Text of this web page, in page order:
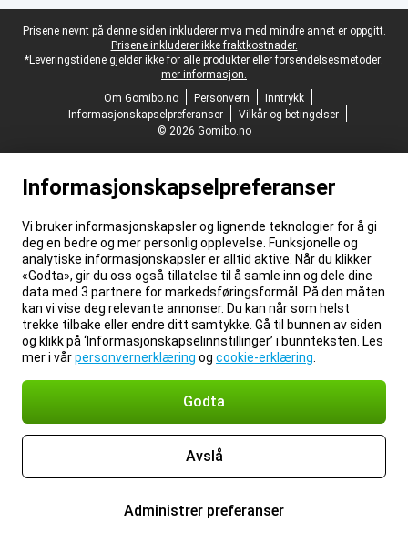
Juridisk bunntekst
Prisene nevnt på denne siden inkluderer mva med mindre annet er oppgitt.
Prisene inkluderer ikke fraktkostnader.
*Leveringstidene gjelder ikke for alle produkter eller forsendelsesmetoder:
mer informasjon.
Om Gomibo.no
Personvern
Inntrykk
Informasjonskapselpreferanser
Vilkår og betingelser
© 2026 Gomibo.no
Informasjonskapselpreferanser
Vi bruker informasjonskapsler og lignende teknologier for å gi
deg en bedre og mer personlig opplevelse. Funksjonelle og
analytiske informasjonskapsler er alltid aktive. Når du klikker
«Godta», gir du oss også tillatelse til å samle inn og dele dine
data med 3 partnere for markedsføringsformål. På den måten
kan vi vise deg relevante annonser. Du kan når som helst
trekke tilbake eller endre ditt samtykke. Gå til bunnen av siden
og klikk på ‘Informasjonskapselinnstillinger’ i bunnteksten. Les
mer i vårpersonvernerklæring og cookie-erklæring
Godta
Avslå
Administrer preferanser